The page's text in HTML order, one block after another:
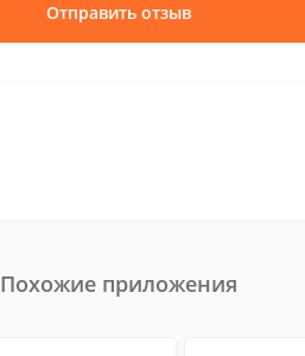
Отправить отзыв
Похожие приложения